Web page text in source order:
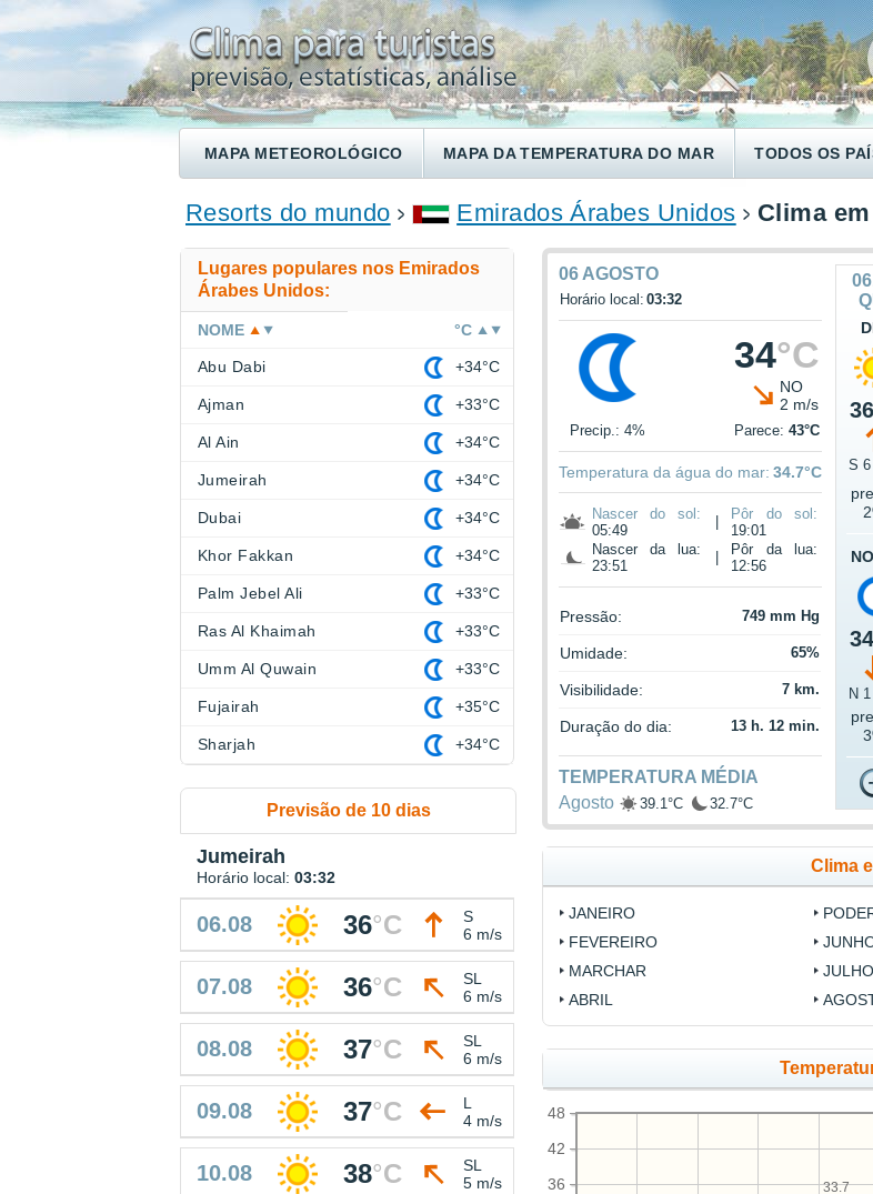
MAPA METEOROLÓGICO MAPA DA TEMPERATURA DO MAR TODOS OS
ENCONTRE UM HOTEL
Resorts do mundo Emirados Árabes Unidos Clima
06 AGOSTO
Horário local: 03:32
34°C
NO
2 m/s
Precip.: 4% Parece:43°C
Temperatura da água do mar: 34.7°C
Nascer do sol:
05:49
Pôr do sol:
19:01
Nascer da lua:
23:51
Pôr da lua:
12:56
Pressão: 749 mm Hg
Umidade: 65%
Visibilidade: 7 km.
Duração do dia: 13 h. 12 min.
TEMPERATURA MÉDIA
Agosto
39.1°C 32.7°C
36
S
34
N
Clima
JANEIRO
FEVEREIRO
MARCHAR
ABRIL
JULHO
36
42
48
33.7
Lugares populares nos Emirados
Árabes Unidos:
NOME °C
Abu Dabi +34°C
Ajman +33°C
Al Ain +34°C
Jumeirah +34°C
Dubai +34°C
Khor Fakkan +34°C
Palm Jebel Ali +33°C
Ras Al Khaimah +33°C
Umm Al Quwain +33°C
Fujairah +35°C
Sharjah +34°C
Previsão de 10 dias
Jumeirah
Horário local: 03:32
06.08 36°C
S
6 m/s
07.08 36°C
SL
6 m/s
08.08 37°C
SL
6 m/s
09.08 37°C
L
4 m/s
10.08 38°C
SL
5 m/s